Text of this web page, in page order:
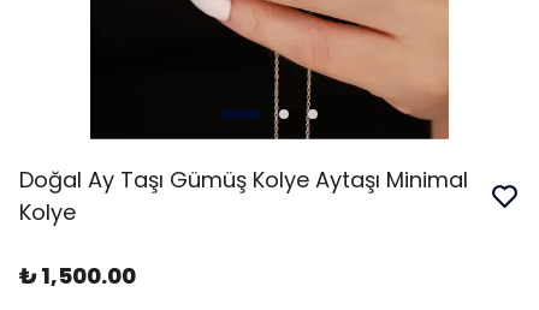
Doğal Ay Taşı Gümüş Kolye Aytaşı Minimal
Kolye
₺ 1,500.00